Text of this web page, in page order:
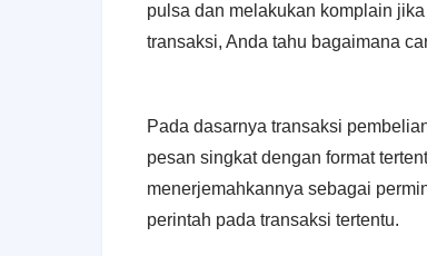
pulsa dan melakukan komplain
transaksi, Anda tahu bagaimana
Pada dasarnya transaksi
pesan singkat dengan format
menerjemahkannya sebagai
perintah pada transaksi tertentu.